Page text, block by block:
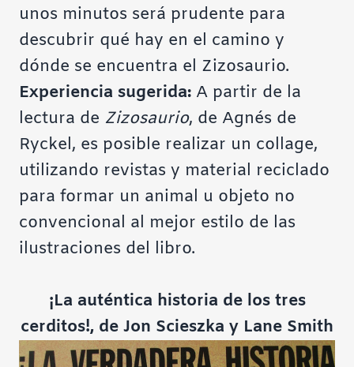
unos minutos será prudente para
descubrir qué hay en el camino y
dónde se encuentra el Zizosaurio.
Experiencia sugerida: A partir de la
lectura de Zizosaurio, de Agnés de
Ryckel, es posible realizar un collage,
utilizando revistas y material reciclado
para formar un animal u objeto no
convencional al mejor estilo de las
ilustraciones del libro.
¡La auténtica historia de los tres
cerditos!, de Jon Scieszka y Lane Smith